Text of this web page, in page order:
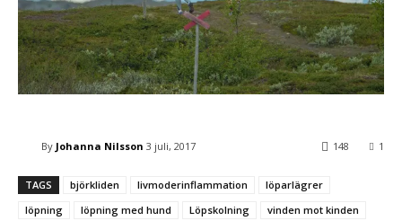
By Johanna Nilsson 3 juli, 2017 1
148
TAGS björkliden livmoderinflammation
löparlägrer
löpning
löpning med hund Löpskolning vinden mot kinden